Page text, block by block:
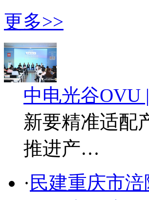
更多>>
中电光谷OVU
新要精准适配
推进产…
· 民建重庆市